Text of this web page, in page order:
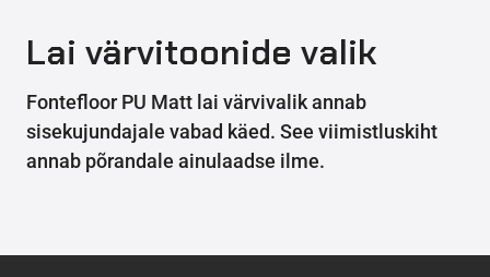
Lai värvitoonide valik
Fontefloor PU Matt lai värvivalik annab
sisekujundajale vabad käed. See viimistluskiht
annab põrandale ainulaadse ilme.